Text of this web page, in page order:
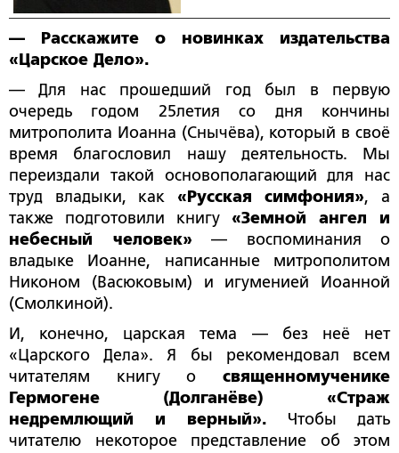
— Расскажите о новинках издательства
«Царское Дело».
— Для нас прошедший год был в первую
очередь годом 25­летия со дня кончины
митрополита Иоанна (Снычёва), который в своё
время благословил нашу деятельность. Мы
переиздали такой основополагающий для нас
труд владыки, как «Русская симфония», а
также подготовили книгу «Земной ангел и
небесный человек» — воспоминания о
владыке Иоанне, написанные митрополитом
Никоном (Васюковым) и игуменией Иоанной
(Смолкиной).
И, конечно, царская тема — без неё нет
«Царского Дела». Я бы рекомендовал всем
читателям книгу о священномученике
Гермогене (Долганёве) «Страж
недремлющий и верный». Чтобы дать
читателю некоторое представление об этом